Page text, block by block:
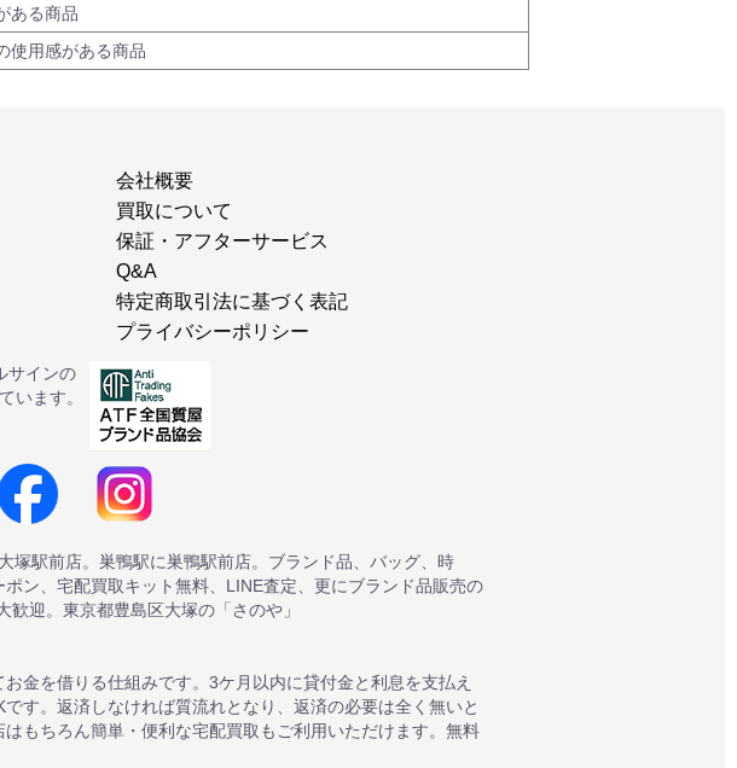
ある商品
使用感がある商品
会社概要
買取について
保証・アフターサービス
Q&A
特定商取引法に基づく表記
プライバシーポリシー
サインの
います。
塚駅前店。巣鴨駅に巣鴨駅前店。ブランド品、バッグ、時
ン、宅配買取キット無料、LINE査定、更にブランド品販売の
迎。東京都豊島区大塚の「さのや」
金を借りる仕組みです。3ケ月以内に貸付金と利息を支払え
す。返済しなければ質流れとなり、返済の必要は全く無いと
もちろん簡単・便利な宅配買取もご利用いただけます。無料